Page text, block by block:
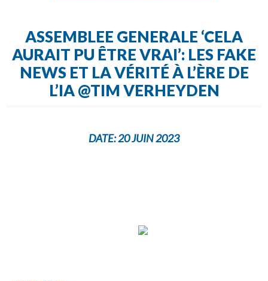
ASSEMBLEE GENERALE ‘CELA
AURAIT PU ÊTRE VRAI’: LES FAKE
NEWS ET LA VÉRITÉ À L’ÈRE DE
L’IA @TIM VERHEYDEN
DATE:20 JUIN 2023